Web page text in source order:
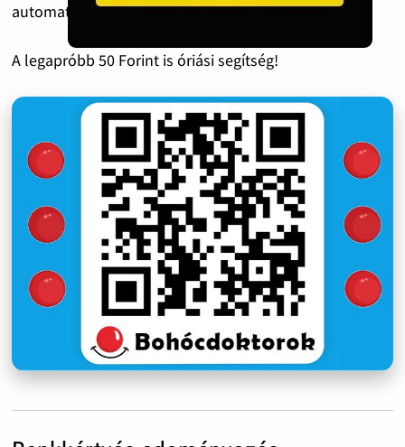
automatánál.
A legapróbb 50 Forint is óriási segítség!